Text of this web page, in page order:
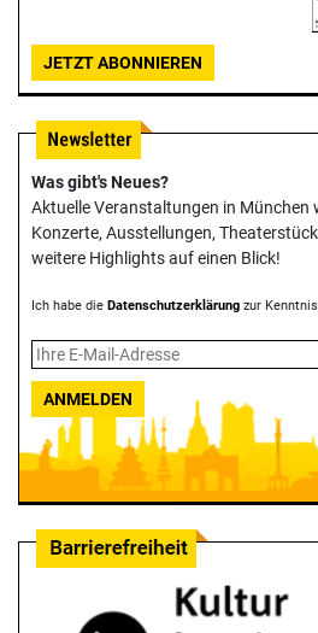
JETZT ABONNIEREN
Was gibt's Neues?
Aktuelle Veranstaltungen in München
Konzerte, Ausstellungen,
weitere Highlights auf einen Blick!
Ich habe die Datenschutzerklärung zur
ANMELDEN